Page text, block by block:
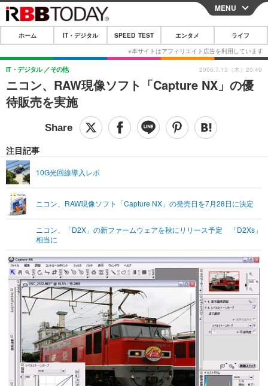
CLOSE
ホーム
IT・デジタル
IT・デジタルTOP スマートフォン
ショッピング その他
SPEED TEST
エンタメTOP 映画・ドラマ
グラビア ブログ
ショッピング その他
ライフTOP
リリース一覧
プッシュ通知の停止方法
MENU
ホーム IT・デジタル SPEED TEST エンタメ ライフ
ニコン、RAW現像ソフト「Capture NX」の優
待販売を実施
IT・デジタル その他
注目記事
10G光回線導入レポ
ニコン、RAW現像ソフト「Capture NX」の発売日を7月28日に決定
ニコン、「D2X」の新ファームウェアを秋にリリース予定 「D2Xs」
相当に
2006.7.13（木）20:49